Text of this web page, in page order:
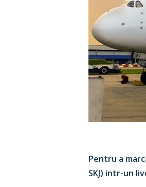
Hit enter to
Pentru a
SKJ) intr-un